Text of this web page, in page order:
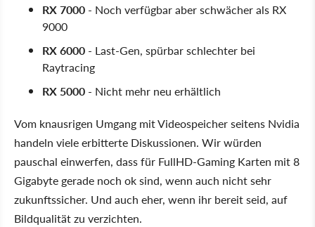
RX 7000 - Noch verfügbar aber schwächer als RX
9000
RX 6000 - Last-Gen, spürbar schlechter bei
Raytracing
RX 5000 - Nicht mehr neu erhältlich
Vom knausrigen Umgang mit Videospeicher seitens Nvidia
handeln viele erbitterte Diskussionen. Wir würden
pauschal einwerfen, dass für FullHD-Gaming Karten mit 8
Gigabyte gerade noch ok sind, wenn auch nicht sehr
zukunftssicher. Und auch eher, wenn ihr bereit seid, auf
Bildqualität zu verzichten.